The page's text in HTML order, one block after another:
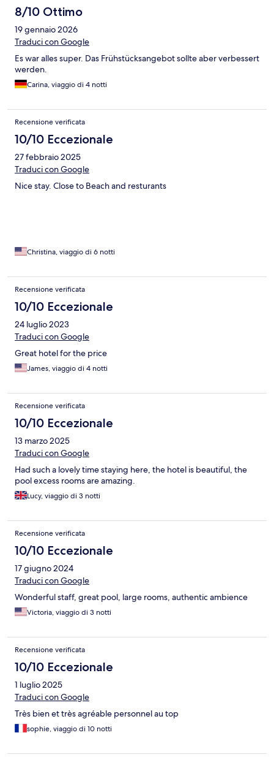
8/10 Ottimo
19 gennaio 2026
Traduci con Google
Es war alles super. Das Frühstücksangebot sollte aber verbessert
werden.
Carina, viaggio di 4 notti
Recensione verificata
10/10 Eccezionale
27 febbraio 2025
Traduci con Google
Nice stay. Close to Beach and resturants
Christina, viaggio di 6 notti
Recensione verificata
10/10 Eccezionale
24 luglio 2023
Traduci con Google
Great hotel for the price
James, viaggio di 4 notti
Recensione verificata
10/10 Eccezionale
13 marzo 2025
Traduci con Google
Had such a lovely time staying here, the hotel is beautiful, the
pool excess rooms are amazing.
Lucy, viaggio di 3 notti
Recensione verificata
10/10 Eccezionale
17 giugno 2024
Traduci con Google
Wonderful staff, great pool, large rooms, authentic ambience
Victoria, viaggio di 3 notti
Recensione verificata
10/10 Eccezionale
1 luglio 2025
Traduci con Google
Très bien et très agréable personnel au top
sophie, viaggio di 10 notti